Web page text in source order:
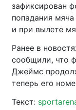
зафиксирован
попадания мяча
и при вылете
Ранее в
сообщили, что
Джеймс
теперь его
Текст: